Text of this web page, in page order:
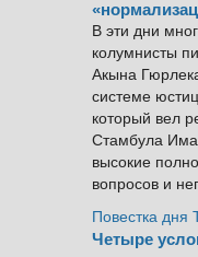
В эти дни
колумнисты
Акына
системе
который вел
Стамбула
высокие
вопросов и
Повестка дня
Четыре